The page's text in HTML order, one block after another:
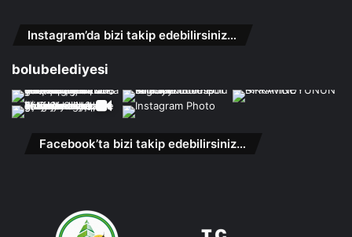
Instagram’da bizi takip edebilirsiniz…
bolubelediyesi
Facebook’ta bizi takip edebilirsiniz…